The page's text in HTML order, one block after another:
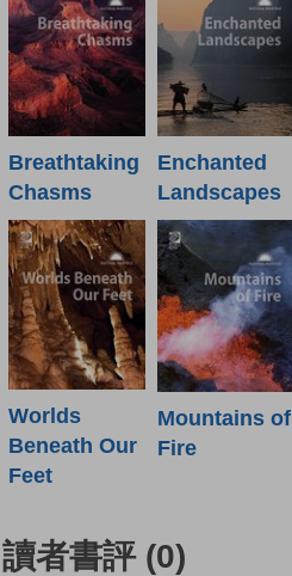
Breathtaking
Chasms
Enchanted
Landscapes
Worlds
Beneath Our
Feet
Mountains of
Fire
讀者書評 (0)